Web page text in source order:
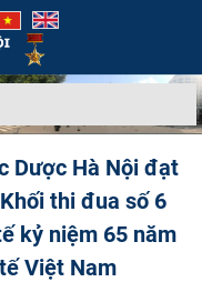
Dược Hà Nội đạt
thi đua số 6
kỷ niệm 65 năm
Việt Nam